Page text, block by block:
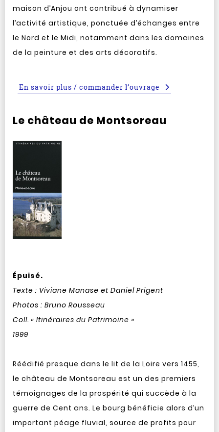
maison d’Anjou ont contribué à dynamiser
l’activité artistique, ponctuée d’échanges entre
le Nord et le Midi, notamment dans les domaines
de la peinture et des arts décoratifs.
En savoir plus / commander l’ouvrage
Le château de Montsoreau
Épuisé.
Texte : Viviane Manase et Daniel Prigent
Photos : Bruno Rousseau
Coll. « Itinéraires du Patrimoine »
1999
Réédifié presque dans le lit de la Loire vers 1455,
le château de Montsoreau est un des premiers
témoignages de la prospérité qui succède à la
guerre de Cent ans. Le bourg bénéficie alors d’un
important péage fluvial, source de profits pour